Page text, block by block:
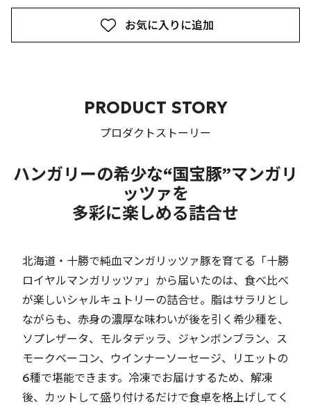
お気に入りに追加
PRODUCT STORY
プロダクトストーリー
ハンガリーの希少な“国宝豚”マンガリ
ッツァを
多彩に楽しめる詰合せ
北海道・十勝で純血マンガリッツァ豚を育てる「十勝
ロイヤルマンガリッツァ」から届いたのは、食べ比べ
が楽しいシャルキュトリーの詰合せ。脂はサラリとし
ながらも、赤身の濃厚な味わいが後を引く希少種を、
ソプレザータ、モルタデッラ、ジャンボンブラン、ス
モークベーコン、ウインナーソーセージ、リエットの
6種で堪能できます。冷凍でお届けするため、解凍
後、カットして盛り付けるだけで食卓を格上げしてく